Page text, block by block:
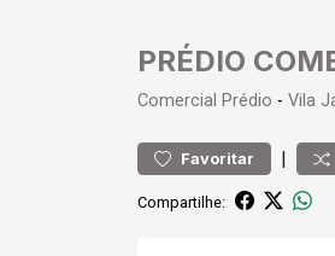
PRÉDIO
Comercial Prédio - Vila
Favoritar |
Compartilhe: